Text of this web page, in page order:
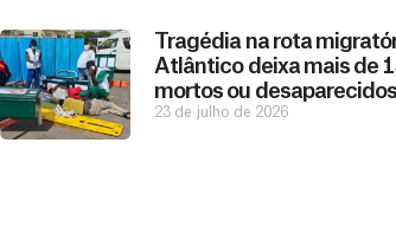
Tragédia na rota
Atlântico deixa mais de
mortos ou desaparecidos
23 de julho de 2026